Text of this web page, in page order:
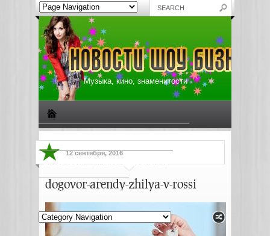
Музыка, кино, знаменитости
Жизнь звезд Музыкальные новости
Новости киноиндустрии
12 сентября, 2016
dogovor-arendy-zhilya-v-rossi